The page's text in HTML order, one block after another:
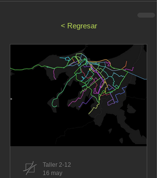
< Regresar
Taller 2-12
16 may